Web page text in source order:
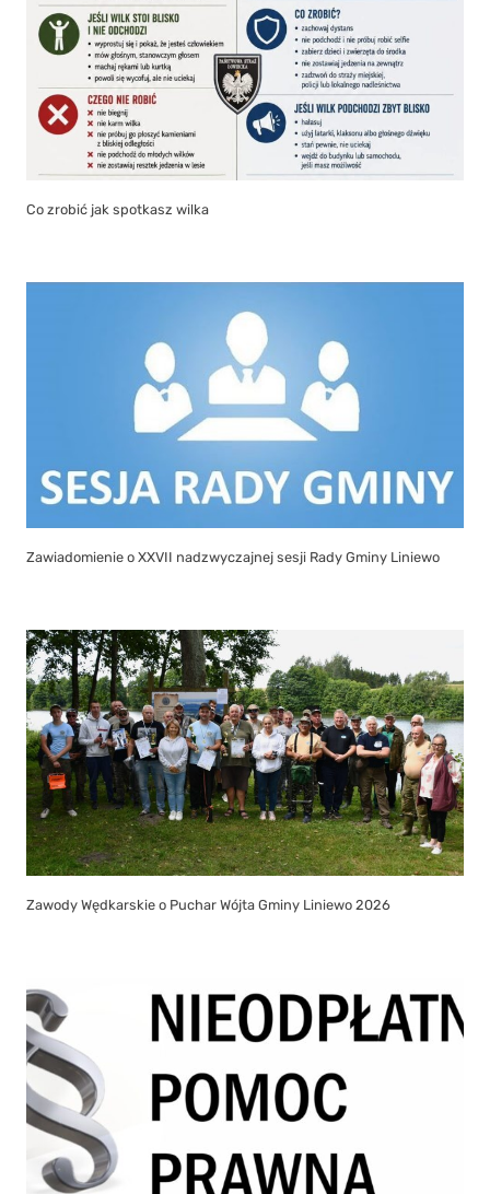
Co zrobić jak spotkasz wilka
Zawiadomienie o XXVII nadzwyczajnej sesji Rady Gminy Liniewo
Zawody Wędkarskie o Puchar Wójta Gminy Liniewo 2026